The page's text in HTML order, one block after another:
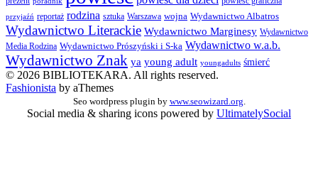
przyjaźń reportaż rodzina sztuka Warszawa wojna Wydawnictwo Albatros
Wydawnictwo Literackie Wydawnictwo Marginesy Wydawnictwo
Media Rodzina Wydawnictwo Prószyński i S-ka Wydawnictwo w.a.b.
Wydawnictwo Znak ya young adult youngadults śmierć
© 2026 BIBLIOTEKARA. All rights reserved.
Fashionista by aThemes
Seo wordpress plugin by www.seowizard.org
Social media & sharing icons powered by UltimatelySocial